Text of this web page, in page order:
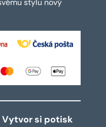
si potisk